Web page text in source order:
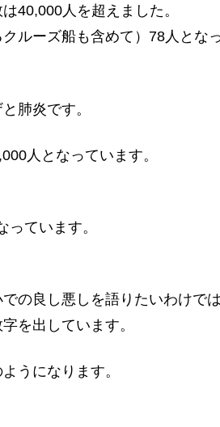
40,000人を超えました。
ルーズ船も含めて）78人とな
肺炎です。
人となっています。
ています。
の良し悪しを語りたいわけで
を出しています。
うになります。